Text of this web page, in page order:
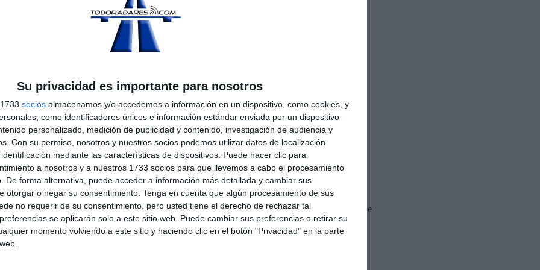
Su privacidad es importante para nosotros
socios almacenamos y/o accedemos a información en un dispositivo, como cookies, y
como identificadores únicos e información estándar enviada por un dispositivo
personalizado, medición de publicidad y contenido, investigación de audiencia y
Con su permiso, nosotros y nuestros socios podemos utilizar datos de localización
mediante las características de dispositivos. Puede hacer clic para
a nosotros y a nuestros 1733 socios para que llevemos a cabo el procesamiento
De forma alternativa, puede acceder a información más detallada y cambiar sus
otorgar o negar su consentimiento. Tenga en cuenta que algún procesamiento de sus
no requerir de su consentimiento, pero usted tiene el derecho de rechazar tal
se aplicarán solo a este sitio web. Puede cambiar sus preferencias o retirar su
momento volviendo a este sitio y haciendo clic en el botón "Privacidad" en la parte
recocida por muchísimos profesionales y aficionados del automóvil.
700
del mechero del coche, mientras que la versión Wikango 700, tiene una batería recargable
lugar del vehículo.